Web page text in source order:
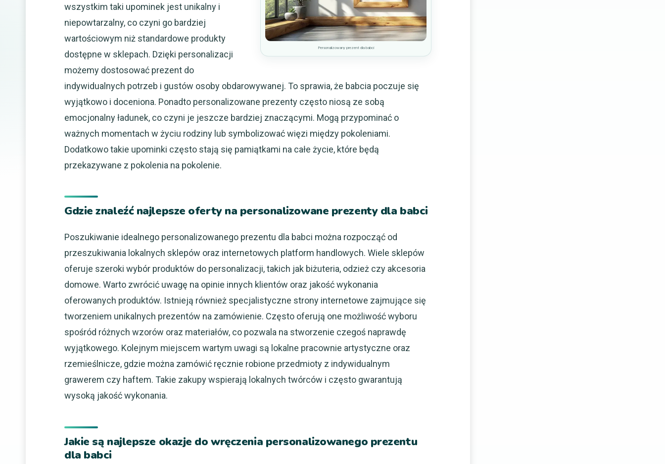
Personalizowany prezent dla babci
wszystkim taki upominek jest unikalny i
niepowtarzalny, co czyni go bardziej
wartościowym niż standardowe produkty
dostępne w sklepach. Dzięki personalizacji
możemy dostosować prezent do
indywidualnych potrzeb i gustów osoby obdarowywanej. To sprawia, że babcia poczuje się
wyjątkowo i doceniona. Ponadto personalizowane prezenty często niosą ze sobą
emocjonalny ładunek, co czyni je jeszcze bardziej znaczącymi. Mogą przypominać o
ważnych momentach w życiu rodziny lub symbolizować więzi między pokoleniami.
Dodatkowo takie upominki często stają się pamiątkami na całe życie, które będą
przekazywane z pokolenia na pokolenie.
Gdzie znaleźć najlepsze oferty na personalizowane prezenty dla babci
Poszukiwanie idealnego personalizowanego prezentu dla babci można rozpocząć od
przeszukiwania lokalnych sklepów oraz internetowych platform handlowych. Wiele sklepów
oferuje szeroki wybór produktów do personalizacji, takich jak biżuteria, odzież czy akcesoria
domowe. Warto zwrócić uwagę na opinie innych klientów oraz jakość wykonania
oferowanych produktów. Istnieją również specjalistyczne strony internetowe zajmujące się
tworzeniem unikalnych prezentów na zamówienie. Często oferują one możliwość wyboru
spośród różnych wzorów oraz materiałów, co pozwala na stworzenie czegoś naprawdę
wyjątkowego. Kolejnym miejscem wartym uwagi są lokalne pracownie artystyczne oraz
rzemieślnicze, gdzie można zamówić ręcznie robione przedmioty z indywidualnym
grawerem czy haftem. Takie zakupy wspierają lokalnych twórców i często gwarantują
wysoką jakość wykonania.
Jakie są najlepsze okazje do wręczenia personalizowanego prezentu
dla babci